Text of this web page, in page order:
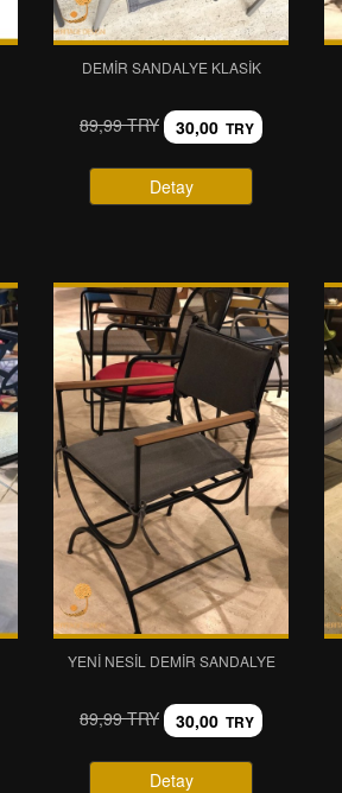
DEMIR SANDALYE KLASIK
89,99 TRY 30,00 TRY
Detay
YENI NESIL DEMIR SANDALYE
89,99 TRY 30,00 TRY
Detay